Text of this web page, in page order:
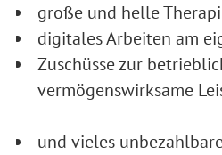
große und helle
digitales Arbeiten am
Zuschüsse zur
vermögenswirksame
und vieles